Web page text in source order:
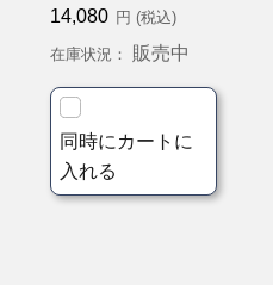
14,080 円 (税込)
在庫状況： 販売中
同時にカートに
入れる